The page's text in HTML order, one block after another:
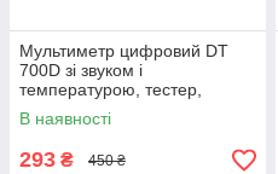
Мультиметр цифровий DT
700D зі звуком і
температурою, тестер,
вимірювання струму
В наявності
293 ₴ 450 ₴